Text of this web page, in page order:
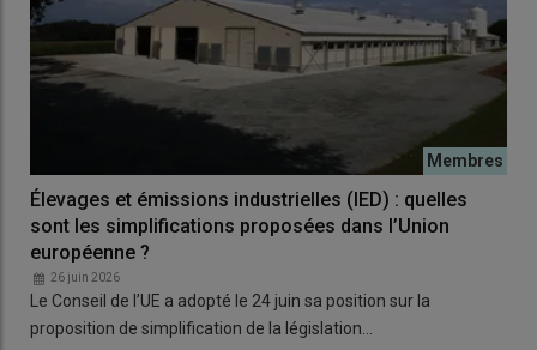
Élevages et émissions industrielles (IED) : quelles
sont les simplifications proposées dans l’Union
européenne ?
26 juin 2026
Le Conseil de l’UE a adopté le 24 juin sa position sur la
proposition de simplification de la législation…